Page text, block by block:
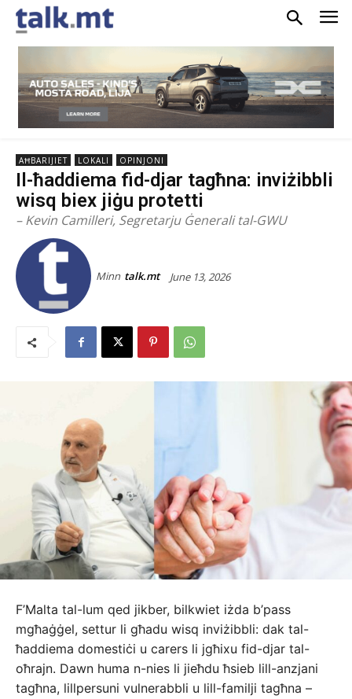
AĦBARIJIET LOKALI OPINJONI
Il-ħaddiema fid-djar tagħna: inviżibbli
wisq biex jiġu protetti
– Kevin Camilleri, Segretarju Ġenerali tal-GWU
Minn talk.mt June 13, 2026
F’Malta tal-lum qed jikber, bilkwiet iżda b’pass
mgħaġġel, settur li għadu wisq inviżibbli: dak tal-
ħaddiema domestiċi u carers li jgħixu fid-djar tal-
oħrajn. Dawn huma n-nies li jieħdu ħsieb lill-anzjani
tagħna, lillpersuni vulnerabbli u lill-familji tagħna –